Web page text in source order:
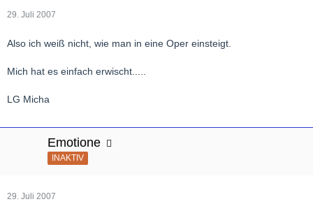
29. Juli 2007
Also ich weiß nicht, wie man in eine Oper einsteigt.
Mich hat es einfach erwischt.....
LG Micha
Emotione
INAKTIV
29. Juli 2007